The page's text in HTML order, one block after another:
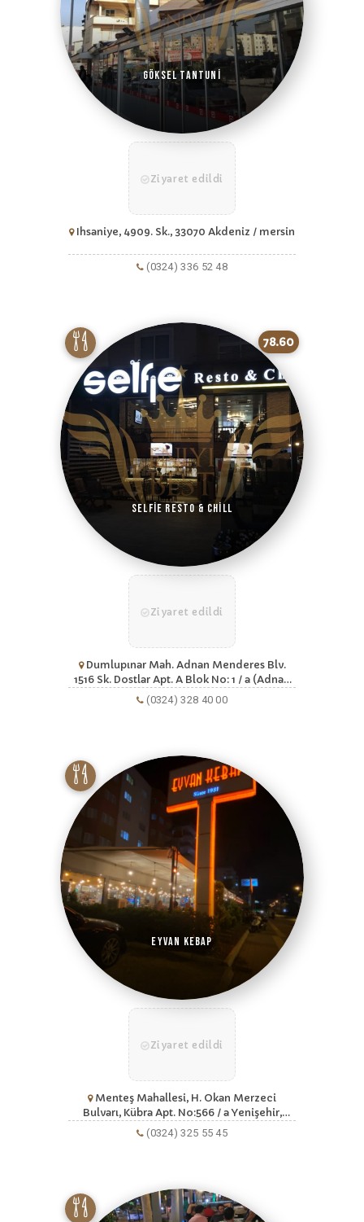
Göksel Tantuni
Ziyaret edildi
Ihsaniye, 4909. Sk., 33070 Akdeniz / mersin
(0324) 336 52 48
78.60
Selfie Resto & Chill
Ziyaret edildi
Dumlupınar Mah. Adnan Menderes Blv.
1516 Sk. Dostlar Apt. A Blok No: 1 / a (Adnan
Menderes Bulvarı)33130 Mersin
(0324) 328 40 00
Eyvan Kebap
Ziyaret edildi
Menteş Mahallesi, H. Okan Merzeci
Bulvarı, Kübra Apt. No:566 / a Yenişehir,
Mersin
(0324) 325 55 45